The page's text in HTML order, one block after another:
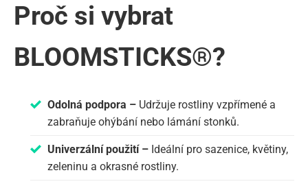
Proč si vybrat
BLOOMSTICKS®?
Odolná podpora – Udržuje rostliny vzpřímené a
zabraňuje ohýbání nebo lámání stonků.
Univerzální použití – Ideální pro sazenice, květiny,
zeleninu a okrasné rostliny.